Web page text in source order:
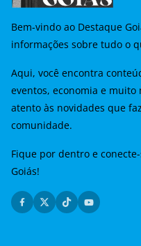
Bem-vindo ao Destaque
informações sobre tudo o
Aqui, você encontra
eventos, economia e
atento às novidades que
comunidade.
Fique por dentro e
Goiás!